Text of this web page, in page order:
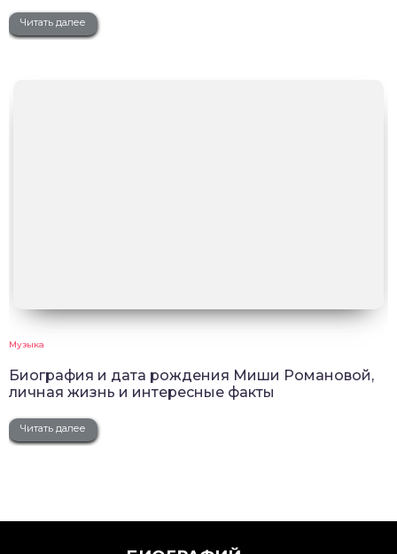
Читать далее
Музыка
Биография и дата рождения Миши Романовой,
личная жизнь и интересные факты
Читать далее